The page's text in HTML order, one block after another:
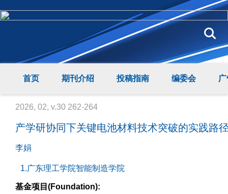
首页 期刊介绍 投稿指南 编委会
2026, 02, v.30 262-264
产学研协同下关键电池材料技术突破的实践路
李娟
1.广东理工学院智能制造学院
基金项目(Foundation):